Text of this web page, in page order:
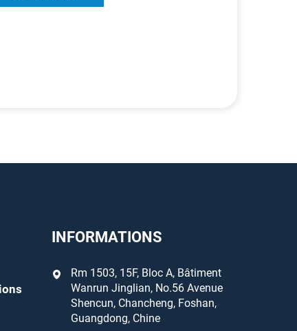
INFORMATIONS
Rm 1503, 15F, Bloc A, Bâtiment
Wanrun Jinglian, No.56 Avenue
Shencun, Chancheng, Foshan,
Guangdong, Chine